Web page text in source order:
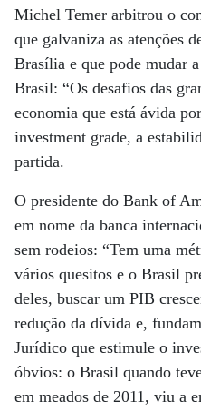
Michel Temer arbitrou o
que galvaniza as atenções
Brasília e que pode mudar
Brasil: “Os desafios das
economia que está ávida
investment grade, a
partida.
O presidente do Bank of
em nome da banca
sem rodeios: “Tem uma
vários quesitos e o Brasil
deles, buscar um PIB
redução da dívida e,
Jurídico que estimule o
óbvios: o Brasil quando
em meados de 2011, viu a